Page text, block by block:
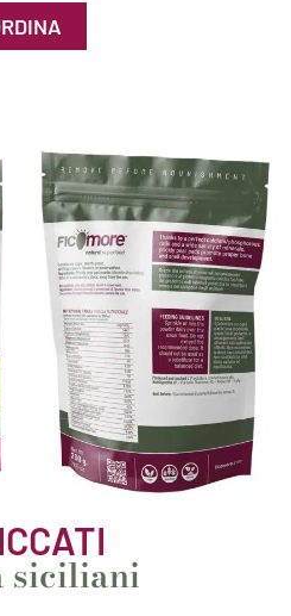
siciliani